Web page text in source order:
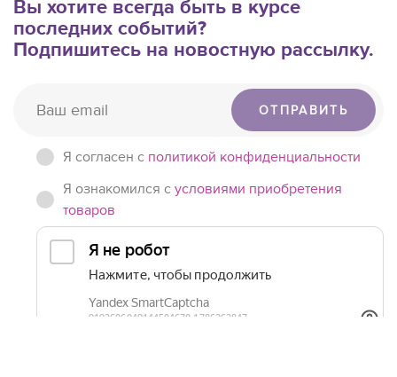
Вы хотите всегда быть в курсе
последних событий?
Подпишитесь на новостную рассылку.
ОТПРАВИТЬ
Я согласен c политикой конфиденциальности
Я ознакомился с условиями приобретения
товаров